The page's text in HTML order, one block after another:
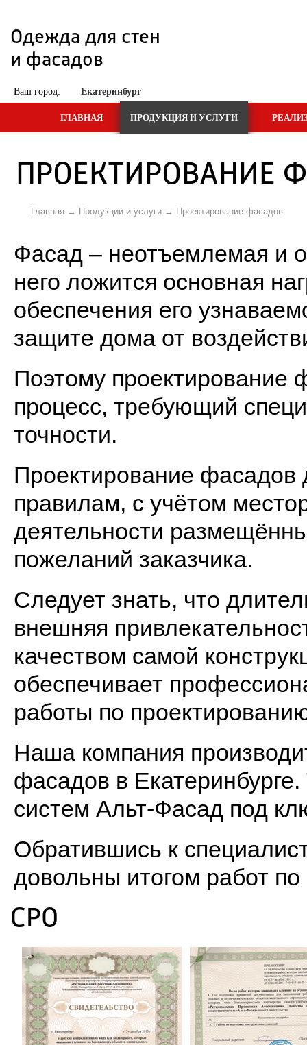
Одежда для стен
и фасадов
Ваш город: Екатеринбург
ГЛАВНАЯ ПРОДУКЦИЯ И УСЛУГИ
ПРОЕКТИРОВАНИЕ
Главная Продукции и услуги Проектирование фасадов
Фасад – неотъемлемая и
него ложится основная
обеспечения его
защите дома от
Поэтому проектирование
процесс, требующий
точности.
Проектирование
правилам, с учётом
деятельности
пожеланий заказчика.
Следует знать, что
внешняя
качеством самой
обеспечивает
работы по
Наша компания
фасадов в
систем Альт-Фасад под
Обратившись к
довольны итогом работ
СРО